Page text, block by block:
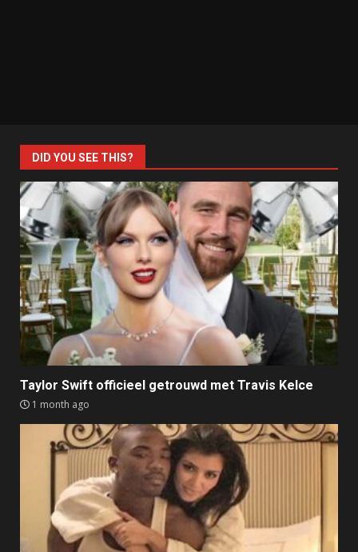
DID YOU SEE THIS?
Taylor Swift officieel getrouwd met Travis Kelce
1 month ago